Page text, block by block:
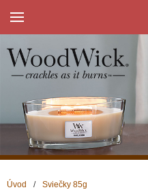
Úvod / Sviečky 85g